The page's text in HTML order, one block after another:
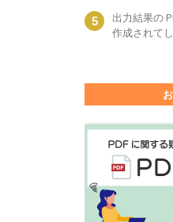
出力結果の
作成されて